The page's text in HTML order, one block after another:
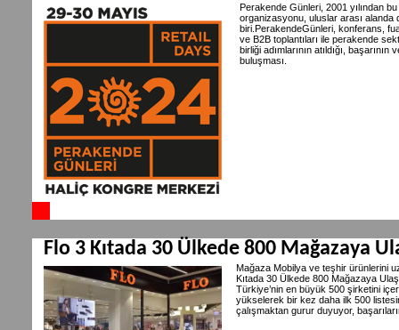
Perakende Günleri, 2001 yılından
organizasyonu, uluslar arası alanda
biri.PerakendeGünleri, konferans,
ve B2B toplantıları ile perakende
birliği adımlarının atıldığı,
buluşması.
Flo 3 Kıtada 30 Ülkede 800 Mağazaya
Mağaza Mobilya ve teşhir ürünlerini
Kıtada 30 Ülkede 800 Mağazaya
Türkiye’nin en büyük 500 şirketini
yükselerek bir kez daha ilk 500
çalışmaktan gurur duyuyor,